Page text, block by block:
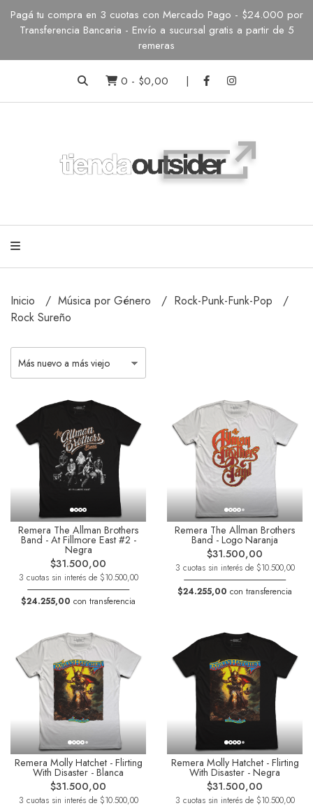
Pagá tu compra en 3 cuotas con Mercado Pago - $24.000 por
Transferencia Bancaria - Envío a sucursal gratis a partir de 5
remeras
0 - $0,00
Inicio Música por Género
Rock-Punk-Funk-Pop
Rock Sureño
Remera The Allman Brothers
Band - At Fillmore East #2 -
Negra
$31.500,00
3 cuotas sin interés de $10.500,00
$24.255,00 con transferencia
Remera The Allman Brothers
Band - Logo Naranja
$31.500,00
3 cuotas sin interés de $10.500,00
$24.255,00 con transferencia
Remera Molly Hatchet - Flirting
With Disaster - Blanca
$31.500,00
3 cuotas sin interés de $10.500,00
Remera Molly Hatchet - Flirting
With Disaster - Negra
$31.500,00
3 cuotas sin interés de $10.500,00